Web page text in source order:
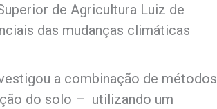
de Agricultura Luiz de
das mudanças climáticas
a combinação de métodos
do solo – utilizando um